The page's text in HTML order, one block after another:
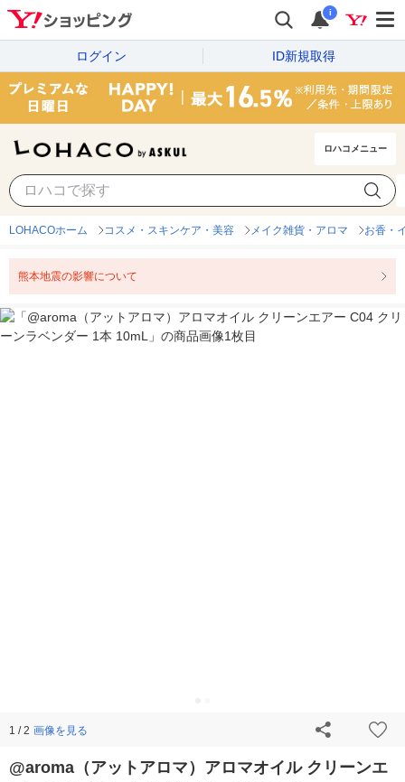
i
ログイン ID新規取得
ロハコメニュー
LOHACOホーム コスメ・スキンケア・美容 メイク雑貨・アロマ お香・
熊本地震の影響について
1 / 2 画像を見る
@aroma（アットアロマ）アロマオイル クリーンエ